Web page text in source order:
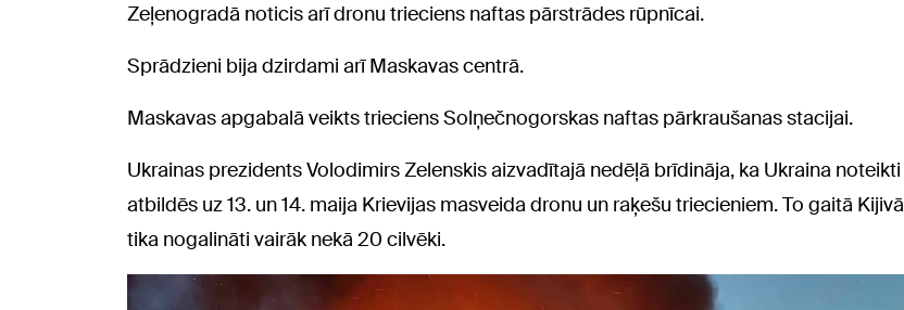
Zeļenogradā noticis arī dronu trieciens naftas pārstrādes rūpnīcai.
Sprādzieni bija dzirdami arī Maskavas centrā.
Maskavas apgabalā veikts trieciens Solņečnogorskas naftas pārkraušanas stacijai.
Ukrainas prezidents Volodimirs Zelenskis aizvadītajā nedēļā brīdināja, ka Ukraina noteikti
atbildēs uz 13. un 14. maija Krievijas masveida dronu un raķešu triecieniem. To gaitā Kijivā
tika nogalināti vairāk nekā 20 cilvēki.